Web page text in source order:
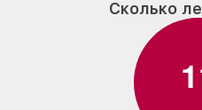
Сколько
1